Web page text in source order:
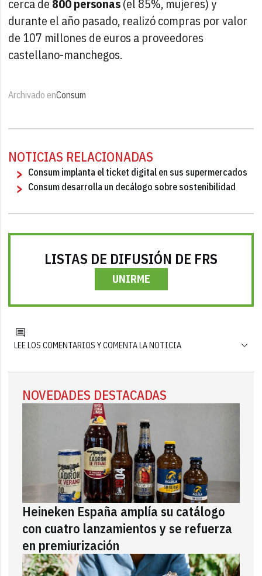
cerca de 800 personas(el 85%, mujeres) y
durante el año pasado, realizó compras por valor
de 107 millones de euros a proveedores
castellano-manchegos.
Archivado enConsum
NOTICIAS RELACIONADAS
Consum implanta el ticket digital en sus supermercados
Consum desarrolla un decálogo sobre sostenibilidad
LISTAS DE DIFUSIÓN DE FRS
UNIRME
LEE LOS COMENTARIOS Y COMENTA LA NOTICIA
NOVEDADES DESTACADAS
Heineken España amplía su catálogo
con cuatro lanzamientos y se refuerza
en premiurización